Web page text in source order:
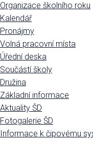
Organizace školního roku
Kalendář
Pronájmy
Volná pracovní místa
Úřední deska
Součástí školy
Družina
Základní informace
Aktuality ŠD
Fotogalerie ŠD
Informace k čipovému